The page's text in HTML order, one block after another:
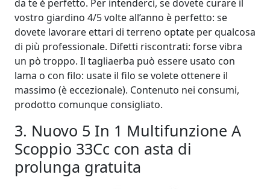
da te è perfetto. Per intenderci, se dovete curare il
vostro giardino 4/5 volte all’anno è perfetto: se
dovete lavorare ettari di terreno optate per qualcosa
di più professionale. Difetti riscontrati: forse vibra
un pò troppo. Il tagliaerba può essere usato con
lama o con filo: usate il filo se volete ottenere il
massimo (è eccezionale). Contenuto nei consumi,
prodotto comunque consigliato.
3. Nuovo 5 In 1 Multifunzione A
Scoppio 33Cc con asta di
prolunga gratuita